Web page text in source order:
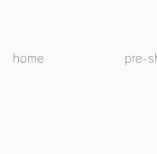
home pre-